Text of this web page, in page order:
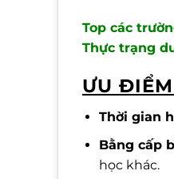
Top các
Thực trạng
ƯU
Thời gian
Bằng cấp
học khác.